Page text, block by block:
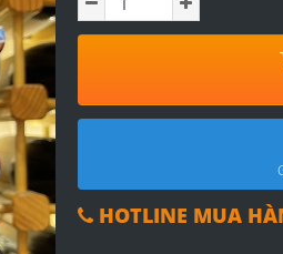
HOTLINE MUA